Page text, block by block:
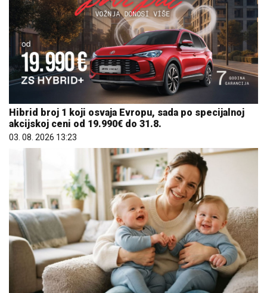
Hibrid broj 1 koji osvaja Evropu, sada po specijalnoj
akcijskoj ceni od 19.990€ do 31.8.
03. 08. 2026 13:23